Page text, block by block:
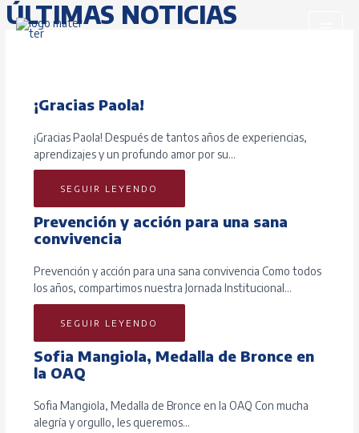
contenido
ÚLTIMAS NOTICIAS
¡Gracias Paola!
¡Gracias Paola! Después de tantos años de experiencias,
aprendizajes y un profundo amor por su…
SEGUIR LEYENDO
Prevención y acción para una sana
convivencia
Prevención y acción para una sana convivencia Como todos
los años, compartimos nuestra Jornada Institucional…
SEGUIR LEYENDO
Sofia Mangiola, Medalla de Bronce en
la OAQ
Sofia Mangiola, Medalla de Bronce en la OAQ Con mucha
alegría y orgullo, les queremos…